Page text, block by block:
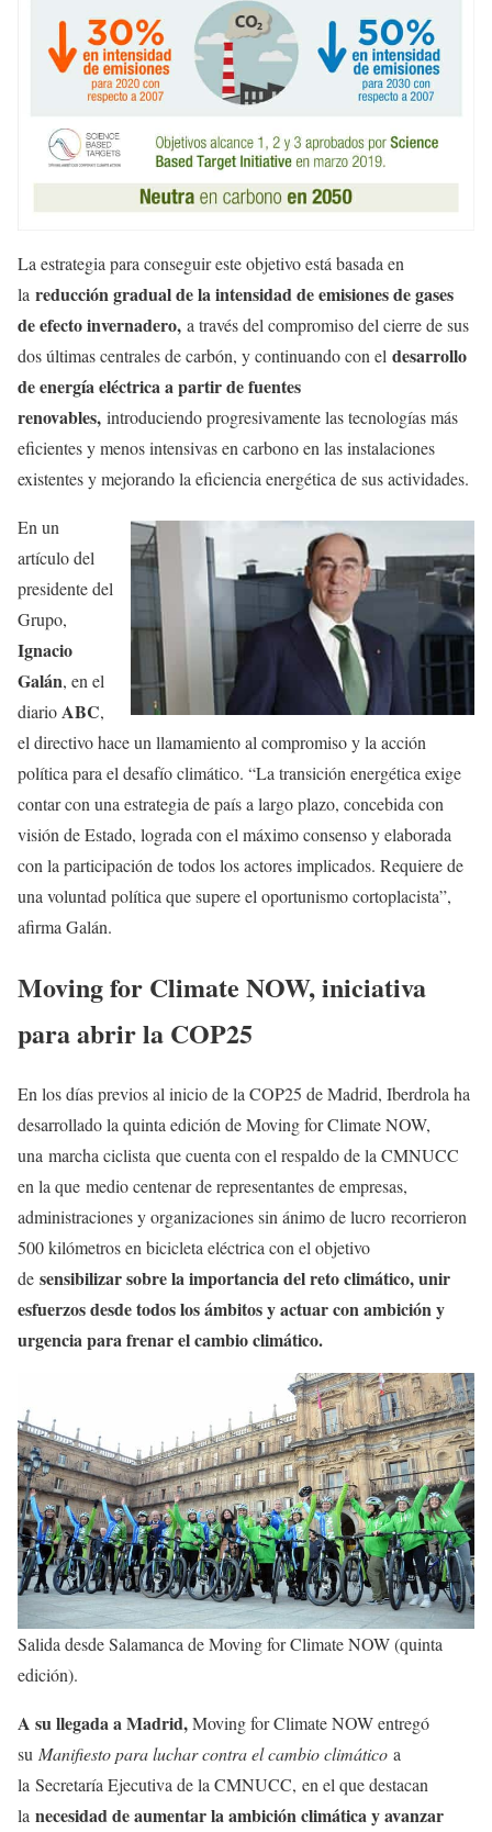
La estrategia para conseguir este objetivo está basada en
la reducción gradual de la intensidad de emisiones de gases
de efecto invernadero, a través del compromiso del cierre de sus
dos últimas centrales de carbón, y continuando con el desarrollo
de energía eléctrica a partir de fuentes
renovables, introduciendo progresivamente las tecnologías más
eficientes y menos intensivas en carbono en las instalaciones
existentes y mejorando la eficiencia energética de sus actividades.
En un
artículo del
presidente del
Grupo,
Ignacio
Galán, en el
diarioABC,
el directivo hace un llamamiento al compromiso y la acción
política para el desafío climático. “La transición energética exige
contar con una estrategia de país a largo plazo, concebida con
visión de Estado, lograda con el máximo consenso y elaborada
con la participación de todos los actores implicados. Requiere de
una voluntad política que supere el oportunismo cortoplacista”,
afirma Galán.
Moving for Climate NOW, iniciativa
para abrir la COP25
En los días previos al inicio de la COP25 de Madrid, Iberdrola ha
desarrollado la quinta edición de Moving for Climate NOW,
una marcha ciclista que cuenta con el respaldo de la CMNUCC
en la que medio centenar de representantes de empresas,
administraciones y organizaciones sin ánimo de lucro recorrieron
500 kilómetros en bicicleta eléctrica con el objetivo
de sensibilizar sobre la importancia del reto climático, unir
esfuerzos desde todos los ámbitos y actuar con ambición y
urgencia para frenar el cambio climático.
Salida desde Salamanca de Moving for Climate NOW (quinta
edición).
A su llegada a Madrid,Moving for Climate NOW entregó
su Manifiesto para luchar contra el cambio climático a
la Secretaría Ejecutiva de la CMNUCC, en el que destacan
la necesidad de aumentar la ambición climática y avanzar